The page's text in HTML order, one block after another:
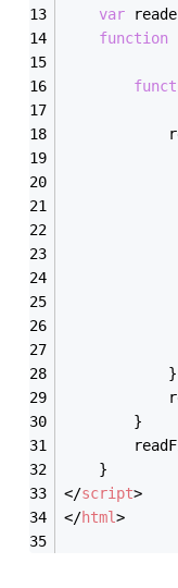
var
function
            }
        }
    }
</script>
</html>